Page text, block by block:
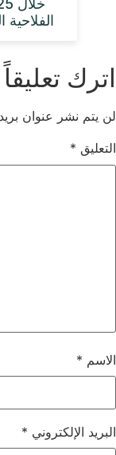
الفلاحية
اترك تعليقاً
لن يتم نشر عنوان
التعليق *
الاسم *
البريد الإلكتروني *